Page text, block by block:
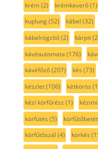
krém(2) krémkeverő(1)
kuplung(52) kábel (32)
kábelrögzítő(2) kárpit
kávéautomata (176)
kávéfőző(207) kés (73)
készlet(106) kétkörös
kézi körfűrész (1)
körfütés (5) körfűtőbetét
körfűtőszál (4) körkés